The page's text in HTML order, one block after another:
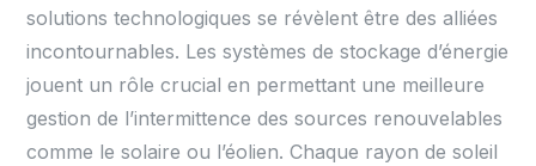
solutions technologiques se révèlent être des alliées
incontournables. Les systèmes de stockage d’énergie
jouent un rôle crucial en permettant une meilleure
gestion de l’intermittence des sources renouvelables
comme le solaire ou l’éolien. Chaque rayon de soleil